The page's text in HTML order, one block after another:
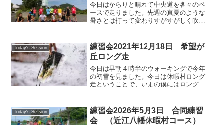
今日はからりと晴れて中央道を各々のペ
ースで走りました。先週の真夏のような
暑さとは打って変わりすがすがしく吹く
訪れを感じます。連休最終日という事で
もあり、家族連れがテントを張って遊ん
だり高校生が颯爽と駅伝の練習する姿に
サンタの仲間も元気をもらいそれぞれが
思い切り走れたと思います。芝生の傷ん
だ所は補修工事が開始されています。
Today's Session
練習会2021年12月18日 希望が
丘ロング走
今日は早朝４時半のウォーキングで今年
の初雪を見ました。今日は休暇村ロング
走ということで、いまの僕にはロングは
が悪そうということで急遽希望が丘へ場
所変更、時間も10:00...
Today's Session
練習会2026年5月3日 合同練習
会 （近江八幡休暇村コース）